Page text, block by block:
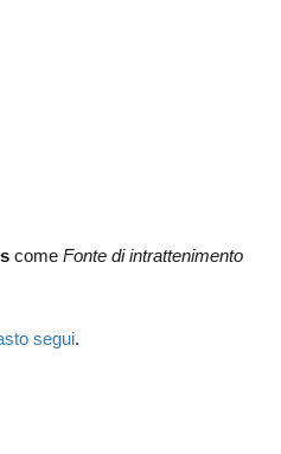
come Fonte di intrattenimento
segui.